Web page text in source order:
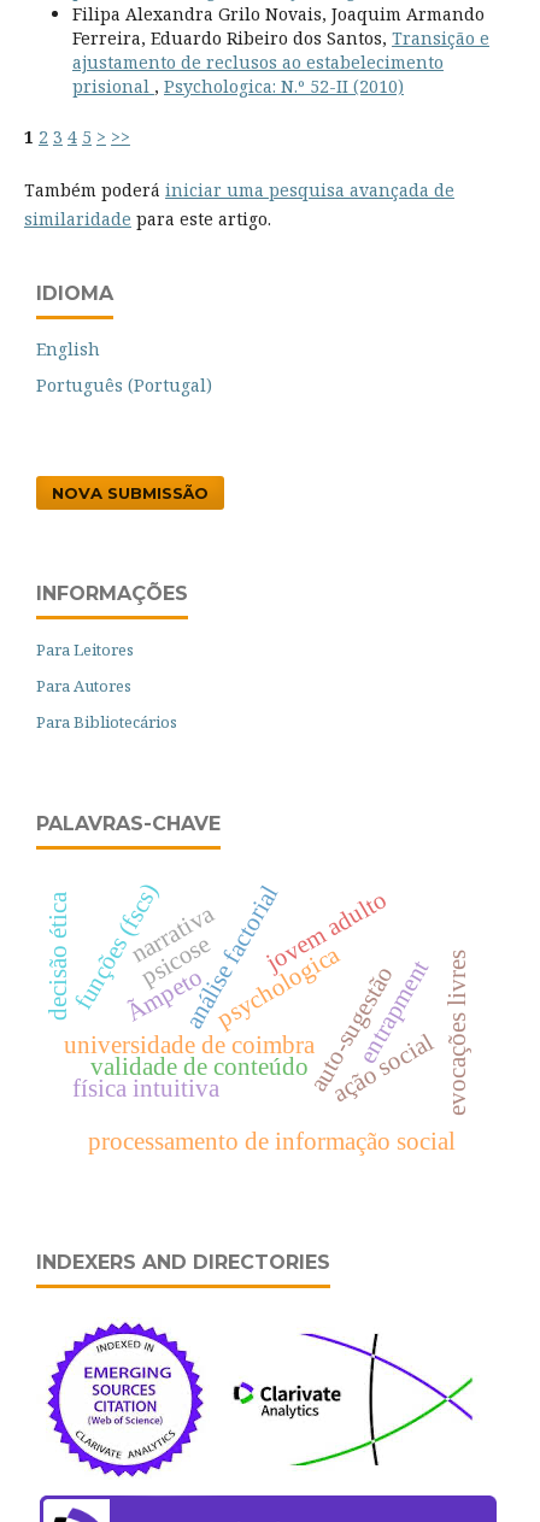
Filipa Alexandra Grilo Novais, Joaquim Armando
Ferreira, Eduardo Ribeiro dos Santos, Transição e
ajustamento de reclusos ao estabelecimento
prisional , Psychologica: N.º 52-II (2010)
1 2 3 4 5 > >>
Também poderá iniciar uma pesquisa avançada de
similaridade para este artigo.
IDIOMA
English
Português (Portugal)
NOVA SUBMISSÃO
INFORMAÇÕES
Para Leitores
Para Autores
Para Bibliotecários
PALAVRAS-CHAVE
auto-sugestão
ação social
universidade de coimbra
psychologica
análise factorial
narrativa
entrapmentevocações livres
jovem adulto
validade de conteúdo
processamento de informação social
funções (fscs)psicose
física intuitiva
Ãmpeto
decisão ética
INDEXERS AND DIRECTORIES